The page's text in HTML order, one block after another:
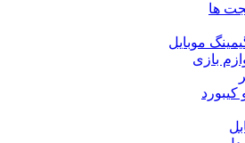
ها
موبایل
بازی